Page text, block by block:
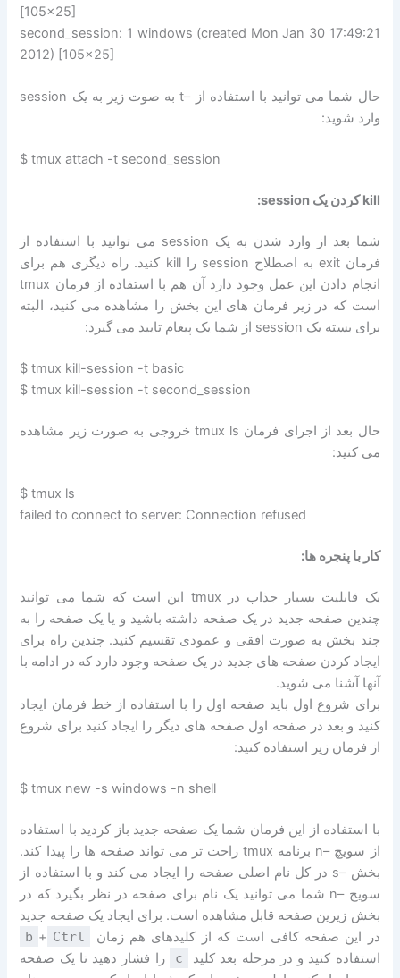
[105×25]
second_session: 1 windows (created Mon Jan 30 17:49:21
2012) [105×25]
حال شما می توانید با استفاده از –t به صوت زیر به یک session
وارد شوید:
$ tmux attach -t second_session
kill کردن یک session:
شما بعد از وارد شدن به یک session می توانید با استفاده از
فرمان exit به اصطلاح session را kill کنید. راه دیگری هم برای
انجام دادن این عمل وجود دارد آن هم با استفاده از فرمان tmux
است که در زیر فرمان های این بخش را مشاهده می کنید، البته
برای بسته یک session از شما یک پیغام تایید می گیرد:
$ tmux kill-session -t basic
$ tmux kill-session -t second_session
حال بعد از اجرای فرمان tmux ls خروجی به صورت زیر مشاهده
می کنید:
$ tmux ls
failed to connect to server: Connection refused
کار با پنجره ها:
یک قابلیت بسیار جذاب در tmux این است که شما می توانید
چندین صفحه جدید در یک صفحه داشته باشید و یا یک صفحه را به
چند بخش به صورت افقی و عمودی تقسیم کنید. چندین راه برای
ایجاد کردن صفحه های جدید در یک صفحه وجود دارد که در ادامه با
آنها آشنا می شوید.
برای شروع اول باید صفحه اول را با استفاده از خط فرمان ایجاد
کنید و بعد در صفحه اول صفحه های دیگر را ایجاد کنید برای شروع
از فرمان زیر استفاده کنید:
$ tmux new -s windows -n shell
با استفاده از این فرمان شما یک صفحه جدید باز کردید با استفاده
از سویچ –n برنامه tmux راحت تر می تواند صفحه ها را پیدا کند.
بخش –s در کل نام اصلی صفحه را ایجاد می کند و با استفاده از
سویچ –n شما می توانید یک نام برای صفحه در نظر بگیرد که در
بخش زیرین صفحه قابل مشاهده است. برای ایجاد یک صفحه جدید
در این صفحه کافی است که از کلیدهای هم زمان
Ctrl
+
b
استفاده کنید و در مرحله بعد کلید c
را فشار دهید تا یک صفحه